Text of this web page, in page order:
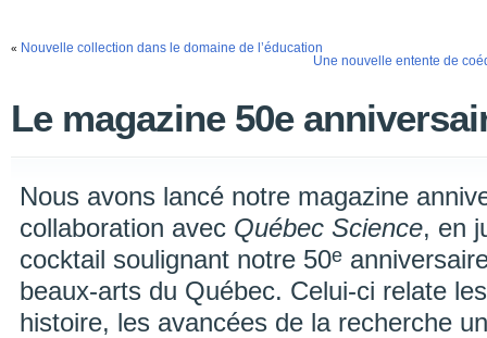
« Nouvelle collection dans le domaine de l’éducation
Une nouvelle entente de
Le magazine 50e
Nous avons lancé notre magazine
collaboration avec Québec Science, en
cocktail soulignant notre 50e
beaux-arts du Québec. Celui-ci relate
histoire, les avancées de la recherche